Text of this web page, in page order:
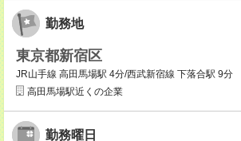
勤務地
東京都新宿区
JR山手線 高田馬場駅 4分/西武新宿線 下落合駅 9分
高田馬場駅近くの企業
勤務曜日